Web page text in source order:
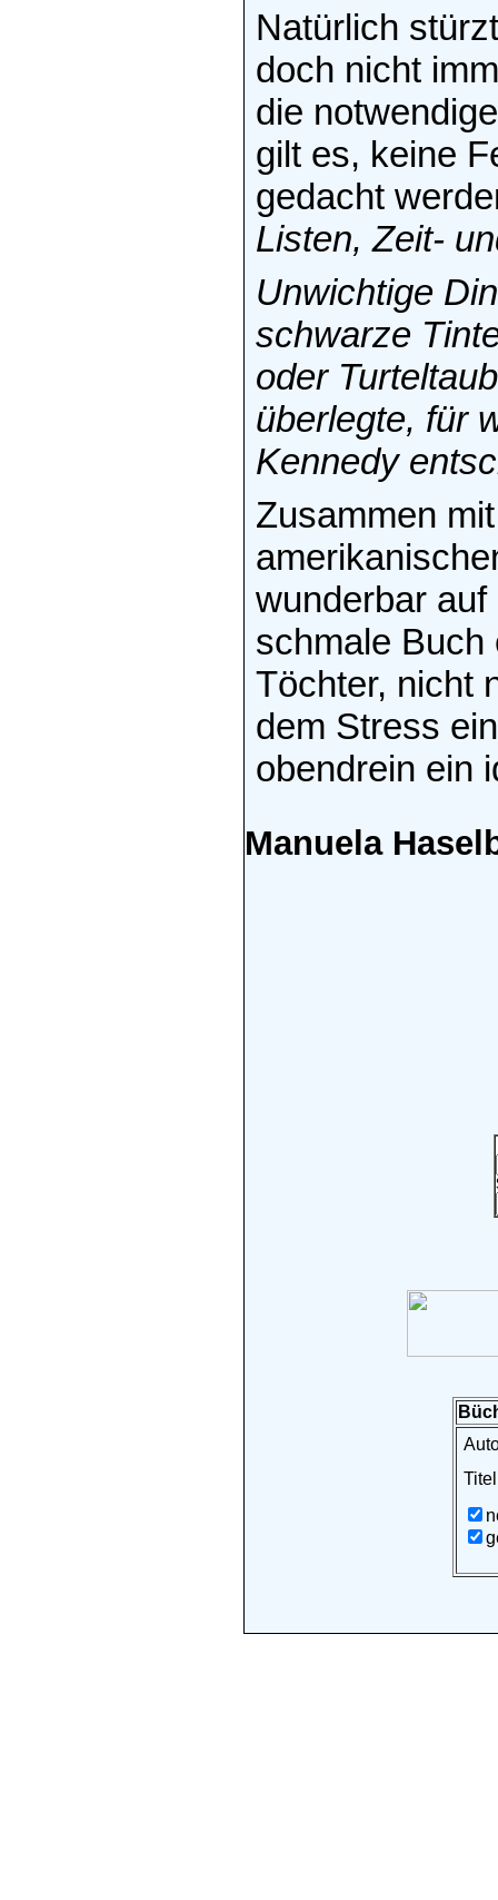
Natürlich
doch nicht
die
gilt es, keine
gedacht
Listen, Zeit-
Unwichtige
schwarze
oder
überlegte, für
Kennedy
Zusammen
wunderbar
schmale Buch
Töchter, nicht
dem Stress
obendrein ein
Manuela